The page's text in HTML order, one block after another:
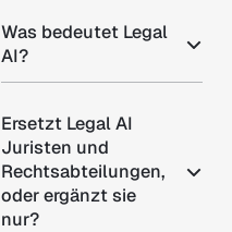
Was bedeutet Legal
AI?
Ersetzt Legal AI
Juristen und
Rechtsabteilungen,
oder ergänzt sie
nur?